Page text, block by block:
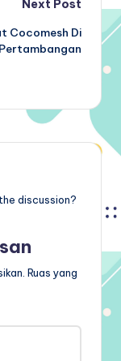
Next Post
Cocomesh Di
Pertambangan
discussion?
Ruas yang